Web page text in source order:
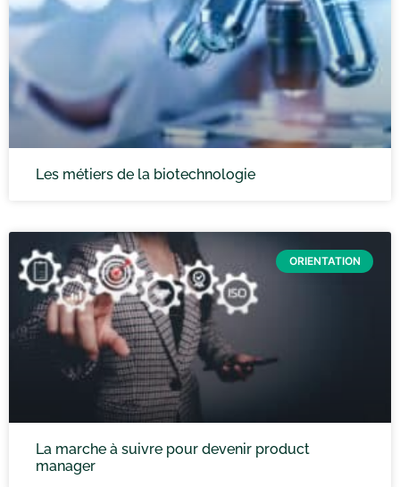
Les métiers de la biotechnologie
ORIENTATION
La marche à suivre pour devenir product
manager